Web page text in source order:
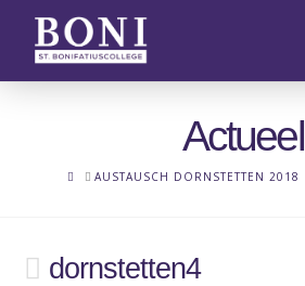
Actueel
HOME
AUSTAUSCH DORNSTETTEN 2018
dornstetten4